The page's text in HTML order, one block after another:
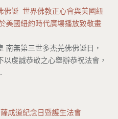
佛誕 世界佛教正心會與美國紐
美國紐約時代廣場播放致敬畫
南無第三世多杰羌佛佛誕日，
虔誠恭敬之心舉辦恭祝法會，
成道紀念日暨護生法會